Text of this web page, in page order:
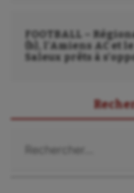
FOOTBALL –
(b), l’Amiens AC et
Saleux prêts à